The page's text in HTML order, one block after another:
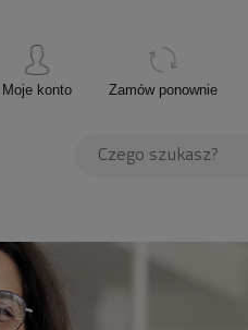
Moje konto Zamów ponownie